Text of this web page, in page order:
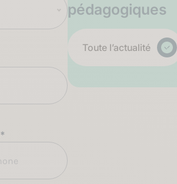
*
pédagogiques
Toute l’actualité